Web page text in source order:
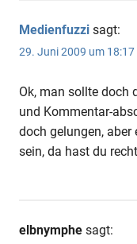
Medienfuzzi sagt:
29. Juni 2009 um 18:17
Ok, man sollte doch
und Kommentar-
doch gelungen, aber
sein, da hast du
elbnymphe sagt: